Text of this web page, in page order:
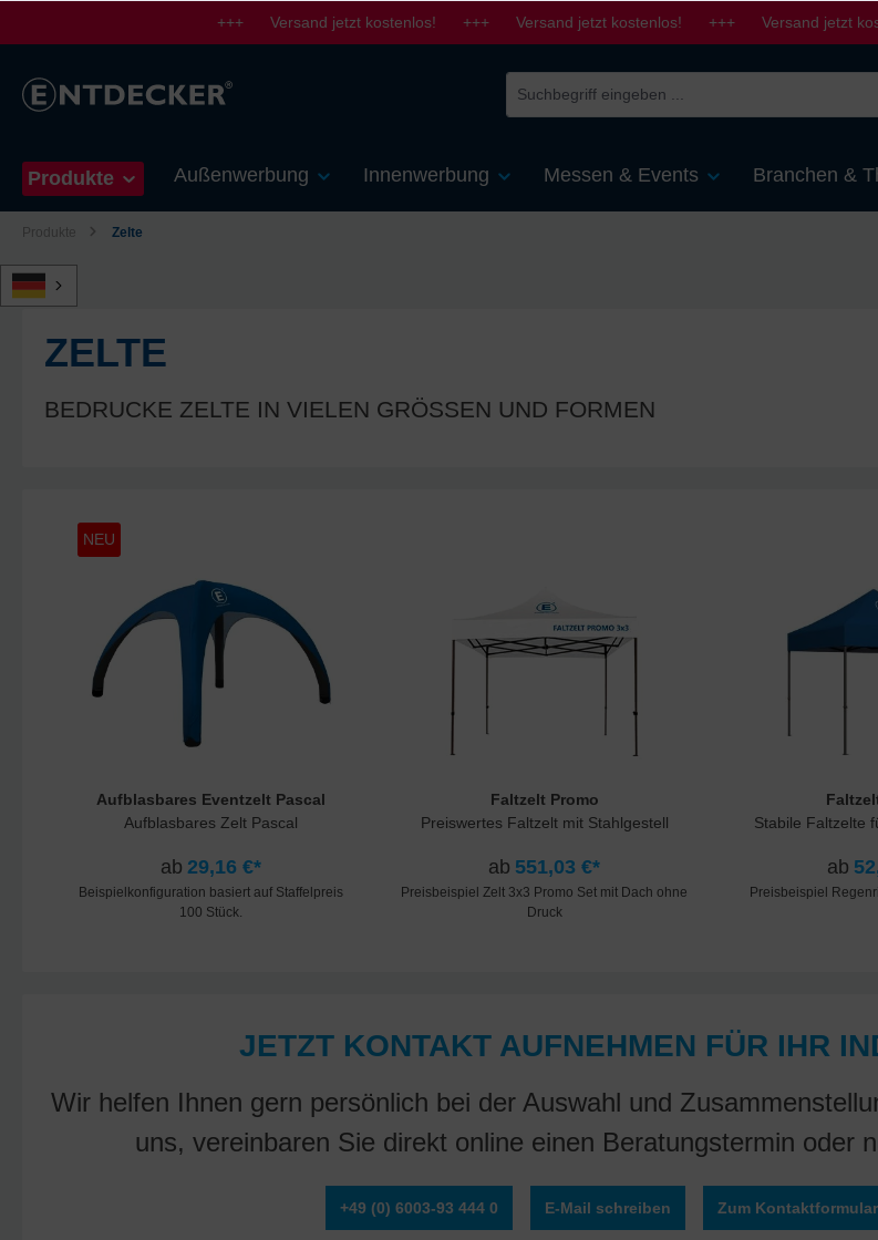
Zur Hauptnavigation springen+++ Versand jetzt kostenlos! +++ Versand jetzt kostenlos! +++ Versand jetzt
Produkte Außenwerbung Innenwerbung Messen & Events Branchen &
Produkte Zelte
ZELTE
BEDRUCKE ZELTE IN VIELEN GRÖSSEN UND FORMEN
Aufblasbares Eventzelt Pascal
Aufblasbares Zelt Pascal
NEU
ab 29,16 €*
Beispielkonfiguration basiert auf Staffelpreis
100 Stück.
Faltzelt Promo
Preiswertes Faltzelt mit Stahlgestell
ab 551,03 €*
Preisbeispiel Zelt 3x3 Promo Set mit Dach ohne
Druck
Stabile Faltzelte
ab
Preisbeispiel
JETZT KONTAKT AUFNEHMEN FÜR IHR
Wir helfen Ihnen gern persönlich bei der Auswahl und
uns, vereinbaren Sie direkt online einen Beratungstermin oder
+49 (0) 6003-93 444 0 E-Mail schreiben Zum Kontaktformular